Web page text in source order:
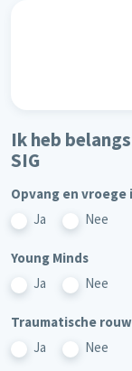
Ik heb
SIG
Opvang en
Ja
Nee
Young Minds
Ja
Nee
Traumatische rouw
Ja
Nee